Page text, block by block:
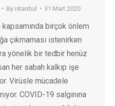
By istanbul 31 Mart 2020
birçok önlem
çıkmaması istenirken
yönelik bir tedbir henüz
her sabah kalkıp işe
Virüsle mücadele
COVID-19 salgınına